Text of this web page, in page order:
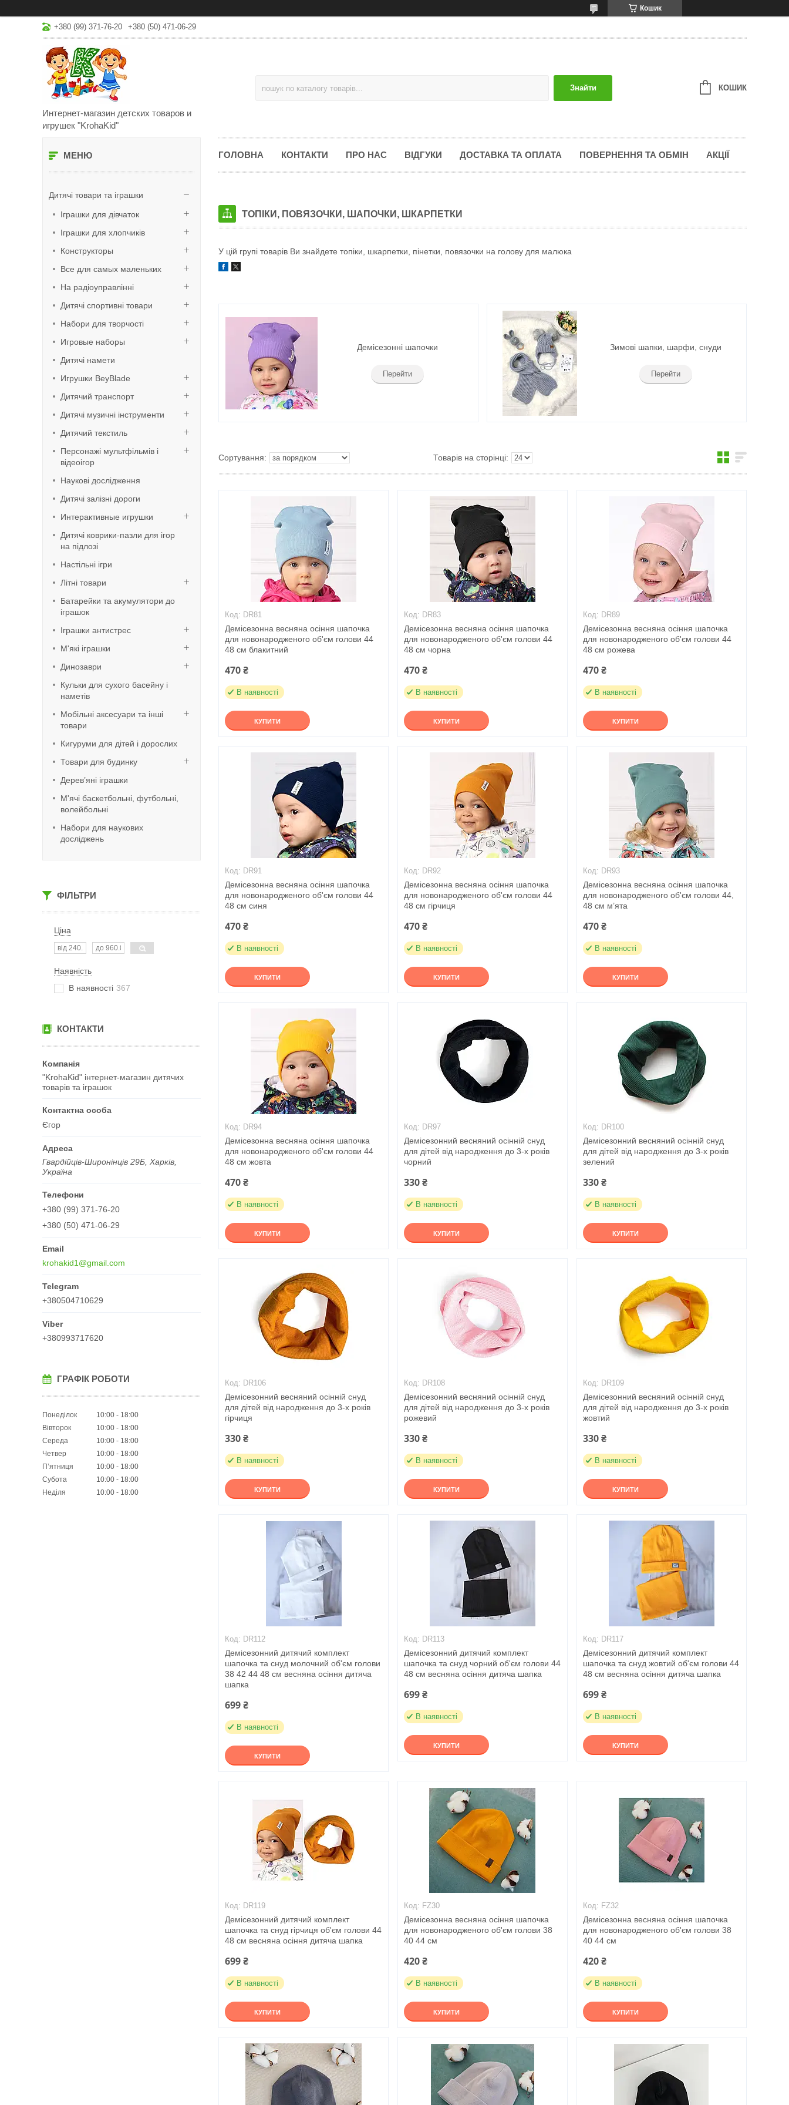
Кошик
+380 (99) 371-76-20 +380 (50) 471-06-29
Интернет-магазин детских товаров и
игрушек "KrohaKid"
Знайти КОШИК
Дитячі товари та іграшки
Іграшки для дівчаток
Іграшки для хлопчиків
Конструкторы
Все для самых маленьких
На радіоуправлінні
Дитячі спортивні товари
Набори для творчості
Игровые наборы
Дитячі намети
Игрушки BeyBlade
Дитячий транспорт
Дитячі музичні інструменти
Дитячий текстиль
Персонажі мультфільмів і
відеоігор
Наукові дослідження
Дитячі залізні дороги
Интерактивные игрушки
Дитячі коврики-пазли для ігор
на підлозі
Настільні ігри
Літні товари
Батарейки та акумулятори до
іграшок
Іграшки антистрес
М'які іграшки
Динозаври
Кульки для сухого басейну і
наметів
Мобільні аксесуари та інші
товари
Кигуруми для дітей і дорослих
Товари для будинку
Дерев’яні іграшки
М'ячі баскетбольні, футбольні,
волейбольні
Набори для наукових
досліджень
ФІЛЬТРИ
Ціна
Наявність
В наявності 367
КОНТАКТИ
"KrohaKid" інтернет-магазин дитячих
товарів та іграшок
Єгор
Гвардійців-Широнінців 29Б, Харків,
Україна
+380 (99) 371-76-20
+380 (50) 471-06-29
krohakid1@gmail.com
+380504710629
+380993717620
ГРАФІК РОБОТИ
Понеділок 10:00
18:00
Вівторок
10:00
18:00
Середа
10:00
18:00
Четвер
10:00
18:00
Пʼятниця
10:00
18:00
Субота
10:00
18:00
Неділя
10:00 18:00
ГОЛОВНА КОНТАКТИ ПРО НАС ВІДГУКИ ДОСТАВКА ТА ОПЛАТА ПОВЕРНЕННЯ ТА ОБМІН АКЦІЇ
ТОПІКИ, ПОВЯЗОЧКИ, ШАПОЧКИ, ШКАРПЕТКИ
У цій групі товарів Ви знайдете топіки, шкарпетки, пінетки, повязочки на голову для малюка
Демісезонні шапочки
Перейти
Зимові шапки, шарфи, снуди
Перейти
DR81
Демісезонна весняна осіння шапочка
для новонародженого об'єм голови 44
48 см блакитний
470 ₴
В наявності
КУПИТИ
DR83
Демісезонна весняна осіння шапочка
для новонародженого об'єм голови 44
48 см чорна
470 ₴
В наявності
КУПИТИ
DR89
Демісезонна весняна осіння шапочка
для новонародженого об'єм голови 44
48 см рожева
470 ₴
В наявності
КУПИТИ
DR91
Демісезонна весняна осіння шапочка
для новонародженого об'єм голови 44
48 см синя
470 ₴
В наявності
КУПИТИ
DR92
Демісезонна весняна осіння шапочка
для новонародженого об'єм голови 44
48 см гірчиця
470 ₴
В наявності
КУПИТИ
DR93
Демісезонна весняна осіння шапочка
для новонародженого об'єм голови 44,
48 см м’ята
470 ₴
В наявності
КУПИТИ
DR94
Демісезонна весняна осіння шапочка
для новонародженого об'єм голови 44
48 см жовта
470 ₴
В наявності
КУПИТИ
DR97
Демісезонний весняний осінній снуд
для дітей від народження до 3-х років
чорний
330 ₴
В наявності
КУПИТИ
DR100
Демісезонний весняний осінній снуд
для дітей від народження до 3-х років
зелений
330 ₴
В наявності
КУПИТИ
DR106
Демісезонний весняний осінній снуд
для дітей від народження до 3-х років
гірчиця
330 ₴
В наявності
КУПИТИ
DR108
Демісезонний весняний осінній снуд
для дітей від народження до 3-х років
рожевий
330 ₴
В наявності
КУПИТИ
DR109
Демісезонний весняний осінній снуд
для дітей від народження до 3-х років
жовтий
330 ₴
В наявності
КУПИТИ
DR112
Демісезонний дитячий комплект
шапочка та снуд молочний об'єм голови
38 42 44 48 см весняна осіння дитяча
шапка
699 ₴
В наявності
КУПИТИ
DR113
Демісезонний дитячий комплект
шапочка та снуд чорний об'єм голови 44
48 см весняна осіння дитяча шапка
699 ₴
В наявності
КУПИТИ
DR117
Демісезонний дитячий комплект
шапочка та снуд жовтий об'єм голови 44
48 см весняна осіння дитяча шапка
699 ₴
В наявності
КУПИТИ
DR119
Демісезонний дитячий комплект
шапочка та снуд гірчиця об'єм голови 44
48 см весняна осіння дитяча шапка
699 ₴
В наявності
КУПИТИ
FZ30
Демісезонна весняна осіння шапочка
для новонародженого об'єм голови 38
40 44 см
420 ₴
В наявності
КУПИТИ
FZ32
Демісезонна весняна осіння шапочка
для новонародженого об'єм голови 38
40 44 см
420 ₴
В наявності
КУПИТИ